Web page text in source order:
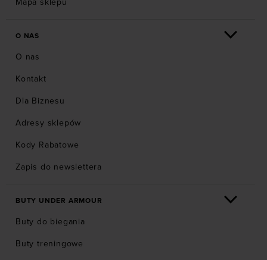
Mapa sklepu
O NAS
O nas
Kontakt
Dla Biznesu
Adresy sklepów
Kody Rabatowe
Zapis do newslettera
BUTY UNDER ARMOUR
Buty do biegania
Buty treningowe